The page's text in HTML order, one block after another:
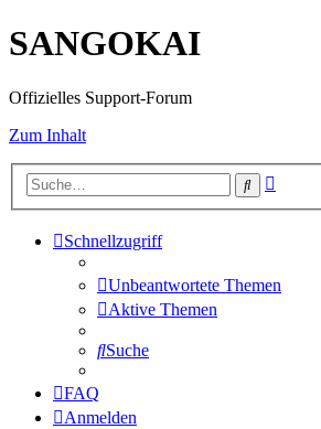
SANGOKAI
Offizielles Support-Forum
Zum Inhalt
Suche
Schnellzugriff
Unbeantwortete Themen
Aktive Themen
Suche
FAQ
Anmelden